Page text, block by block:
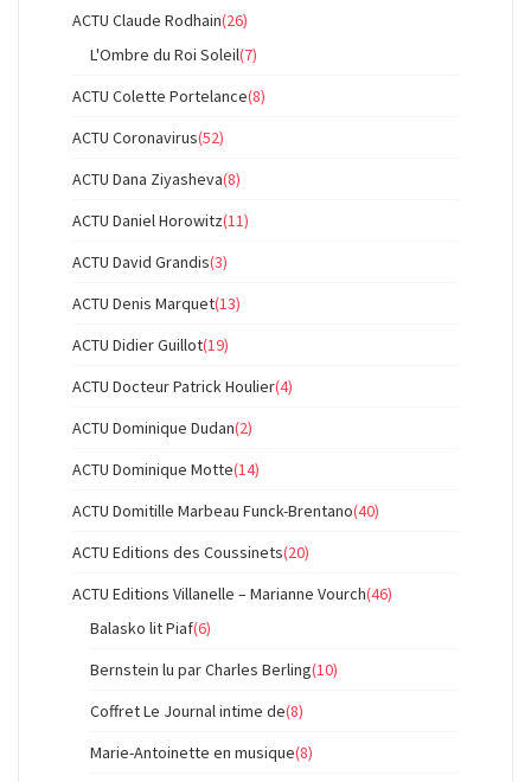
ACTU Claude Rodhain(26)
L'Ombre du Roi Soleil(7)
ACTU Colette Portelance(8)
ACTU Coronavirus(52)
ACTU Dana Ziyasheva(8)
ACTU Daniel Horowitz(11)
ACTU David Grandis(3)
ACTU Denis Marquet(13)
ACTU Didier Guillot(19)
ACTU Docteur Patrick Houlier(4)
ACTU Dominique Dudan(2)
ACTU Dominique Motte(14)
ACTU Domitille Marbeau Funck-Brentano(40)
ACTU Editions des Coussinets(20)
ACTU Editions Villanelle – Marianne Vourch(46)
Balasko lit Piaf(6)
Bernstein lu par Charles Berling(10)
Coffret Le Journal intime de(8)
Marie-Antoinette en musique(8)